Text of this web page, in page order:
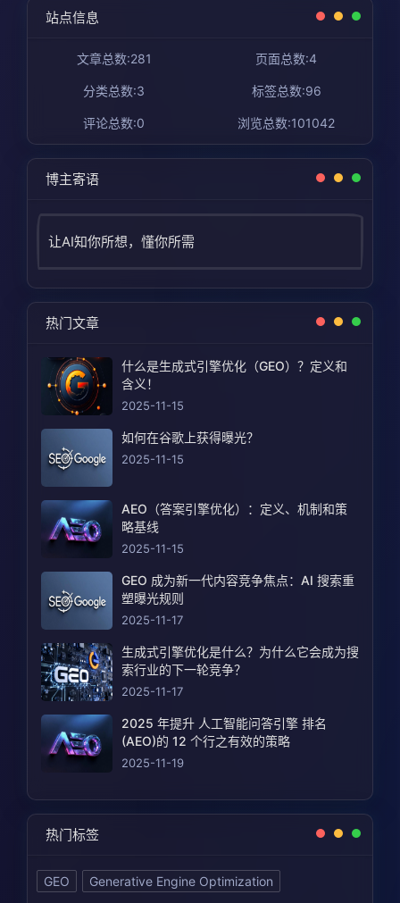
站点信息
文章总数:281 页面总数:4
分类总数:3 标签总数:96
评论总数:0 浏览总数:101042
博主寄语
让AI知你所想，懂你所需
热门文章
什么是生成式引擎优化（GEO）？定义和
含义！
2025-11-15
如何在谷歌上获得曝光？
2025-11-15
AEO（答案引擎优化）：定义、机制和策
略基线
2025-11-15
GEO 成为新一代内容竞争焦点：AI 搜索重
塑曝光规则
2025-11-17
生成式引擎优化是什么？为什么它会成为搜
索行业的下一轮竞争？
2025-11-17
2025 年提升 人工智能问答引擎 排名
(AEO)的 12 个行之有效的策略
2025-11-19
热门标签
GEO Generative Engine Optimization